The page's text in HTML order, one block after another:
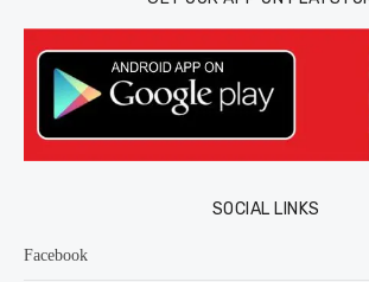
SOCIAL LINKS
Facebook